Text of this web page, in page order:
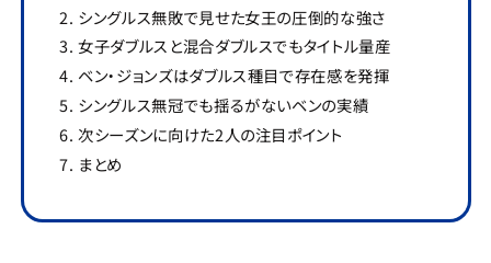
シングルス無敗で見せた女王の圧倒的な強さ
女子ダブルスと混合ダブルスでもタイトル量産
ベン・ジョンズはダブルス種目で存在感を発揮
シングルス無冠でも揺るがないベンの実績
次シーズンに向けた2人の注目ポイント
まとめ